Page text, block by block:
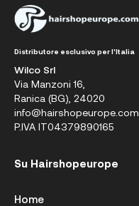
Distributore esclusivo per l'Italia
Wilco Srl
Via Manzoni 16,
Ranica (BG), 24020
info@hairshopeurope.com
P.IVA IT04379890165
Su Hairshopeurope
Home